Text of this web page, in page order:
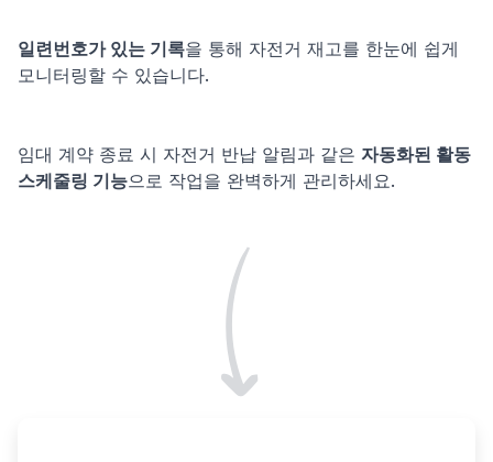
일련번호가 있는 기록을 통해 자전거 재고를 한눈에 쉽게
모니터링할 수 있습니다.
임대 계약 종료 시 자전거 반납 알림과 같은 자동화된 활동
스케줄링 기능으로 작업을 완벽하게 관리하세요.